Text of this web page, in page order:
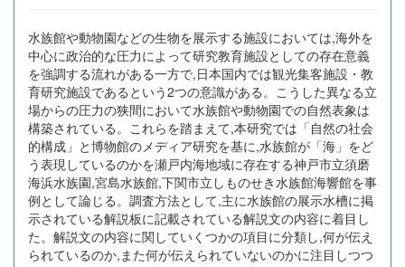
水族館や動物園などの生物を展示する施設においては,海外を
中心に政治的な圧力によって研究教育施設としての存在意義
を強調する流れがある一方で,日本国内では観光集客施設・教
育研究施設であるという2つの意識がある。こうした異なる立
場からの圧力の狭間において水族館や動物園での自然表象は
構築されている。これらを踏まえて,本研究では「自然の社会
的構成」と博物館のメディア研究を基に,水族館が「海」をど
う表現しているのかを瀬戸内海地域に存在する神戸市立須磨
海浜水族園,宮島水族館,下関市立しものせき水族館海響館を事
例として論じる。調査方法として,主に水族館の展示水槽に掲
示されている解説板に記載されている解説文の内容に着目し
た。解説文の内容に関していくつかの項目に分類し,何が伝え
られているのか,また何が伝えられていないのかに注目しつつ